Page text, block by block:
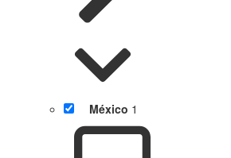
México 1